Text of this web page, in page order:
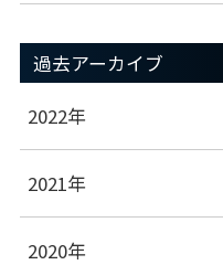
過去アーカイブ
2022年
2021年
2020年